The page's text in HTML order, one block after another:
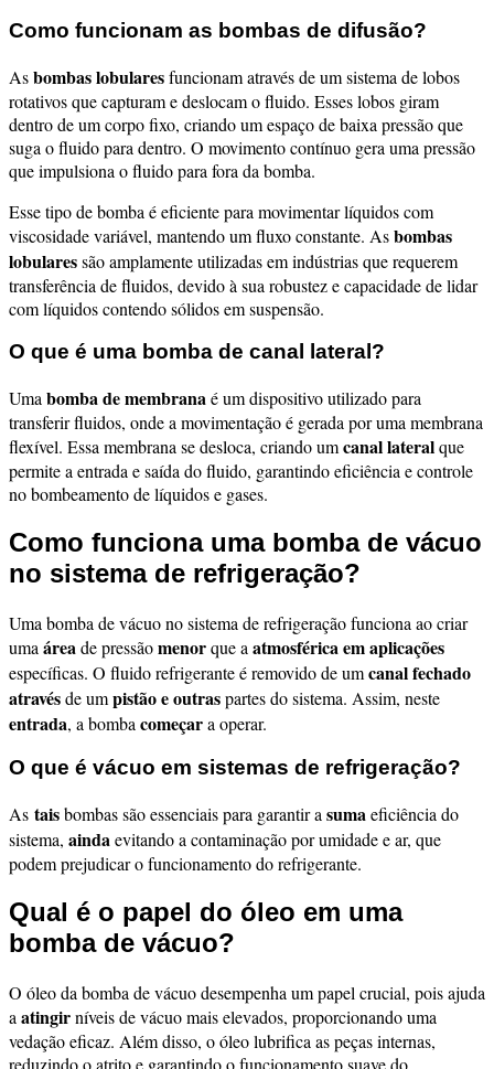
Como funcionam as bombas de difusão?
Asbombas lobularesfuncionam através de um sistema de lobos
rotativos que capturam e deslocam o fluido. Esses lobos giram
dentro de um corpo fixo, criando um espaço de baixa pressão que
suga o fluido para dentro. O movimento contínuo gera uma pressão
que impulsiona o fluido para fora da bomba.
Esse tipo de bomba é eficiente para movimentar líquidos com
viscosidade variável, mantendo um fluxo constante. Asbombas
lobularessão amplamente utilizadas em indústrias que requerem
transferência de fluidos, devido à sua robustez e capacidade de lidar
com líquidos contendo sólidos em suspensão.
O que é uma bomba de canal lateral?
Uma bomba de membranaé um dispositivo utilizado para
transferir fluidos, onde a movimentação é gerada por uma membrana
flexível. Essa membrana se desloca, criando umcanal lateralque
permite a entrada e saída do fluido, garantindo eficiência e controle
no bombeamento de líquidos e gases.
Como funciona uma bomba de vácuo
no sistema de refrigeração?
Uma bomba de vácuo no sistema de refrigeração funciona ao criar
uma áreade pressãomenorque a atmosférica em aplicações
específicas. O fluido refrigerante é removido de umcanal fechado
atravésde umpistão e outraspartes do sistema. Assim, neste
entrada, a bomba começara operar.
O que é vácuo em sistemas de refrigeração?
As taisbombas são essenciais para garantir a sumaeficiência do
sistema, aindaevitando a contaminação por umidade e ar, que
podem prejudicar o funcionamento do refrigerante.
Qual é o papel do óleo em uma
bomba de vácuo?
O óleo da bomba de vácuo desempenha um papel crucial, pois ajuda
a atingirníveis de vácuo mais elevados, proporcionando uma
vedação eficaz. Além disso, o óleo lubrifica as peças internas,
reduzindo o atrito e garantindo o funcionamento suave do